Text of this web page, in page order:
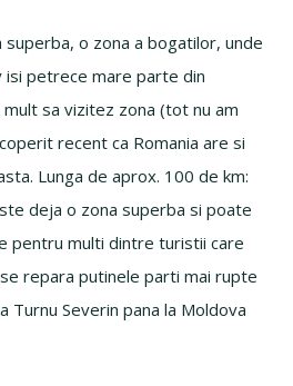
superba, o zona a bogatilor, unde
isi petrece mare parte din
sa vizitez zona (tot nu am
recent ca Romania are si
Lunga de aprox. 100 de km:
deja o zona superba si poate
pentru multi dintre turistii care
repara putinele parti mai rupte
Turnu Severin pana la Moldova